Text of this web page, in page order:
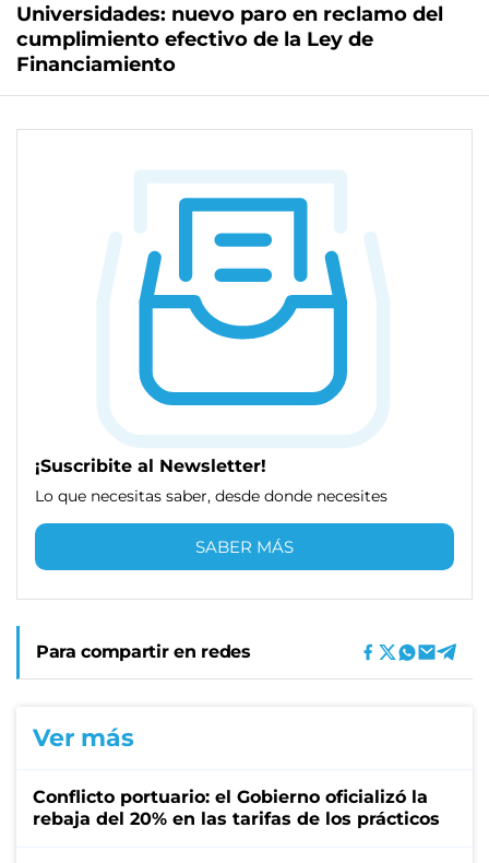
Universidades: nuevo paro en reclamo del
cumplimiento efectivo de la Ley de
Financiamiento
¡Suscribite al Newsletter!
Lo que necesitas saber, desde donde necesites
SABER MÁS
Para compartir en redes
Ver más
Conflicto portuario: el Gobierno oficializó la
rebaja del 20% en las tarifas de los prácticos